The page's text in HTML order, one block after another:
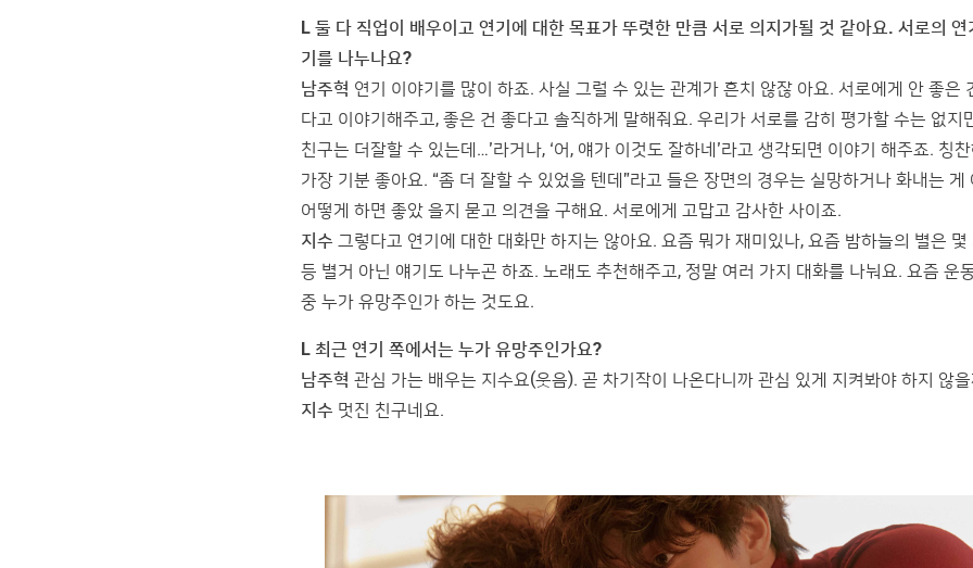
L 둘 다 직업이 배우이고 연기에 대한 목표가 뚜렷한 만큼 서로 의지가될 것 같아요. 서로의 연
기를 나누나요?
남주혁 연기 이야기를 많이 하죠. 사실 그럴 수 있는 관계가 흔치 않잖 아요. 서로에게 안 좋은
다고 이야기해주고, 좋은 건 좋다고 솔직하게 말해줘요. 우리가 서로를 감히 평가할 수는 없지
친구는 더잘할 수 있는데…’라거나, ‘어, 얘가 이것도 잘하네’라고 생각되면 이야기 해주죠. 칭
가장 기분 좋아요. “좀 더 잘할 수 있었을 텐데”라고 들은 장면의 경우는 실망하거나 화내는 게
어떻게 하면 좋았 을지 묻고 의견을 구해요. 서로에게 고맙고 감사한 사이죠.
지수 그렇다고 연기에 대한 대화만 하지는 않아요. 요즘 뭐가 재미있나, 요즘 밤하늘의 별은 몇
등 별거 아닌 얘기도 나누곤 하죠. 노래도 추천해주고, 정말 여러 가지 대화를 나눠요. 요즘 운
중 누가 유망주인가 하는 것도요.
L 최근 연기 쪽에서는 누가 유망주인가요?
남주혁 관심 가는 배우는 지수요(웃음). 곧 차기작이 나온다니까 관심 있게 지켜봐야 하지 않
지수 멋진 친구네요.